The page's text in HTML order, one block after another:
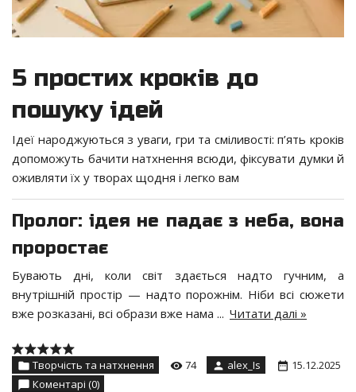
5 простих кроків до
пошуку ідей
Ідеї народжуються з уваги, гри та сміливості: п’ять кроків
допоможуть бачити натхнення всюди, фіксувати думки й
оживляти їх у творах щодня і легко вам
Пролог: ідея не падає з неба, вона
проростає
Бувають дні, коли світ здається надто гучним, а
внутрішній простір — надто порожнім. Ніби всі сюжети
вже розказані, всі образи вже нама ... Читати далі »
Творчість та натхнення 74 alex_Is
15.12.2025
Коментарі (0)